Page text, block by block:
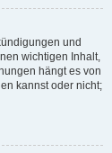
und
wichtigen Inhalt,
hängt es von
kannst oder nicht;